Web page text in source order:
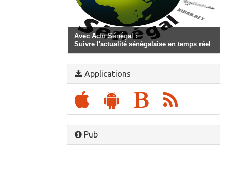
Avec Actu Sénégal :
Suivre l'actualité sénégalaise en temps réel
Applications
Pub